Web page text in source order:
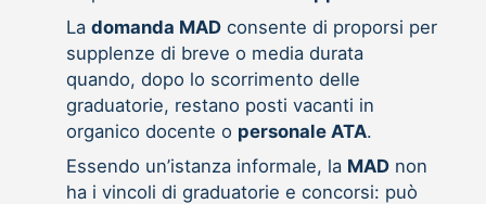
La domanda MADconsente di proporsi per
supplenze di breve o media durata
quando, dopo lo scorrimento delle
graduatorie, restano posti vacanti in
organico docente o personale ATA.
Essendo un’istanza informale, la MADnon
ha i vincoli di graduatorie e concorsi: può